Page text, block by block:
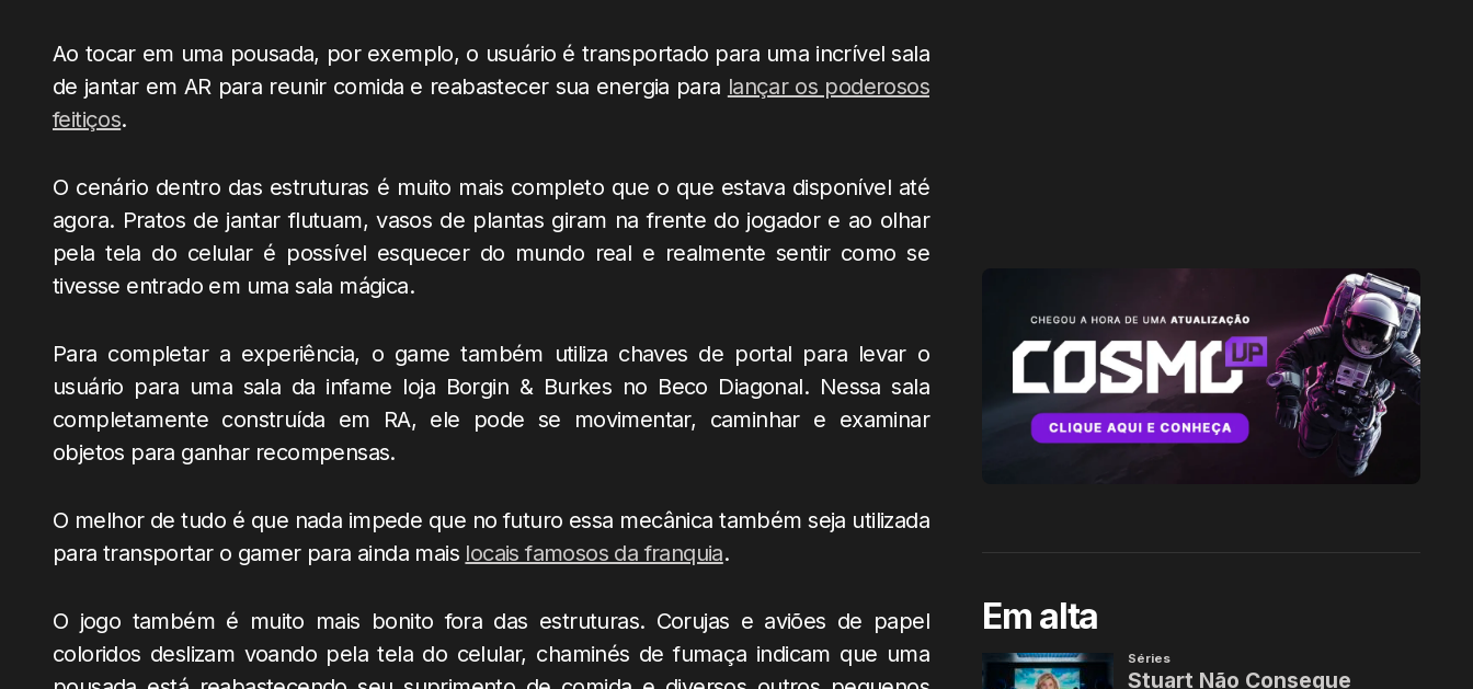
Ao tocar em uma pousada, por exemplo, o usuário é transportado para uma incrível sala
de jantar em AR para reunir comida e reabastecer sua energia para lançar os poderosos
feitiços.
O cenário dentro das estruturas é muito mais completo que o que estava disponível até
agora. Pratos de jantar flutuam, vasos de plantas giram na frente do jogador e ao olhar
pela tela do celular é possível esquecer do mundo real e realmente sentir como se
tivesse entrado em uma sala mágica.
Para completar a experiência, o game também utiliza chaves de portal para levar o
usuário para uma sala da infame loja Borgin & Burkes no Beco Diagonal. Nessa sala
completamente construída em RA, ele pode se movimentar, caminhar e examinar
objetos para ganhar recompensas.
O melhor de tudo é que nada impede que no futuro essa mecânica também seja utilizada
para transportar o gamer para ainda mais locais famosos da franquia.
O jogo também é muito mais bonito fora das estruturas. Corujas e aviões de papel
coloridos deslizam voando pela tela do celular, chaminés de fumaça indicam que uma
Em alta